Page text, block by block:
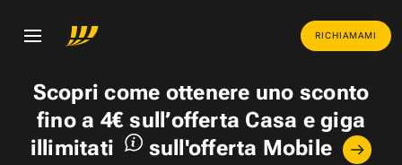
RICHIAMAMI
Scopri come ottenere uno sconto
fino a 4€ sull’offerta Casa egiga
illimitati
sull'offerta Mobile